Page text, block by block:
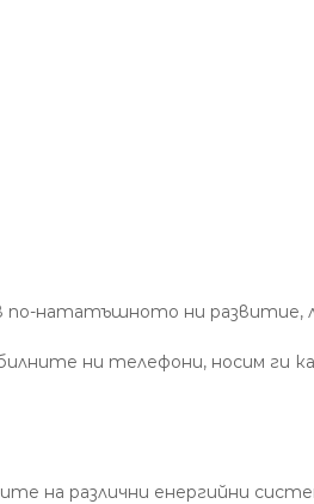
по-нататъшното ни развитие,
ни телефони, носим ги
на различни енергийни